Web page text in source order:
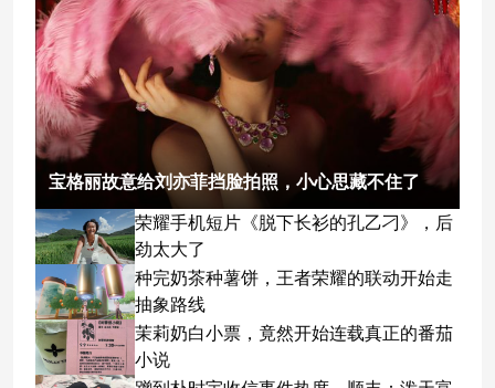
宝格丽故意给刘亦菲挡脸拍照，小心思藏不住了
荣耀手机短片《脱下长衫的孔乙刁》，后
劲太大了
种完奶茶种薯饼，王者荣耀的联动开始走
抽象路线
茉莉奶白小票，竟然开始连载真正的番茄
小说